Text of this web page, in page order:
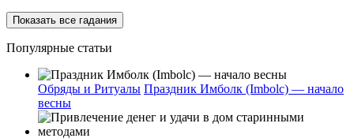
Показать все гадания
Популярные статьи
Обряды и Ритуалы Праздник Имболк (Imbolc) — начало
весны